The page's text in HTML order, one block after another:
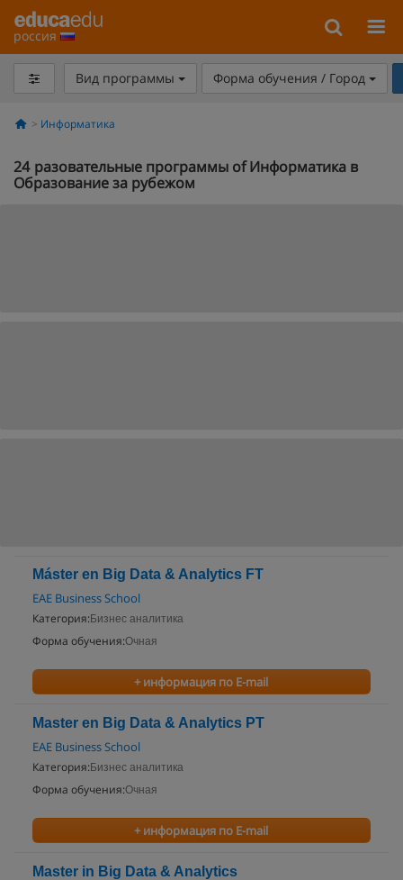
россия
Вид программы Форма обучения / Город
Информатика
24 разовательные программы of Информатика в
Образование за рубежом
Máster en Big Data & Analytics FT
EAE Business School
Категория: Бизнес аналитика
Форма обучения:Очная
+ информация по E-mail
Master en Big Data & Analytics PT
EAE Business School
Категория: Бизнес аналитика
Форма обучения:Очная
+ информация по E-mail
Master in Big Data & Analytics